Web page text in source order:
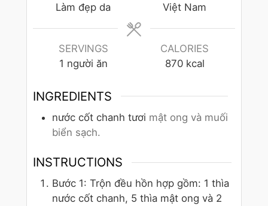
Làm đẹp da
Việt Nam
SERVINGS
1 người ăn
CALORIES
870 kcal
INGREDIENTS
nước cốt chanh tươi mật ong và muối
biển sạch.
INSTRUCTIONS
Bước 1: Trộn đều hồn hợp gồm: 1 thìa
nước cốt chanh, 5 thìa mật ong và 2